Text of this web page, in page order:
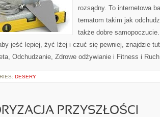
rozsądny. To internetowa
tematom takim jak
także dobre
jeść lepiej, żyć lżej i czuć się pewniej, znajdzie
Odchudzanie, Zdrowe odżywianie i Fitness i
DESERY
PRZYSZŁOŚCI